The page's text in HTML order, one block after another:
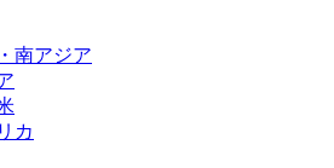
南アジア
カ